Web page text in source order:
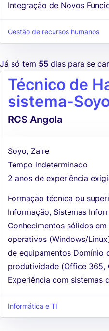
Integração de Novos
Gestão de recursos humanos
Já só tem 55 dias para se
Técnico de
sistema-Soyo
RCS Angola
Soyo, Zaire
Tempo indeterminado
2 anos de experiência
Formação técnica ou
Informação, Sistemas
Conhecimentos sólidos
operativos (Windows/
de equipamentos Domínio
produtividade (Office 365,
Experiência com sistemas
Informática e TI